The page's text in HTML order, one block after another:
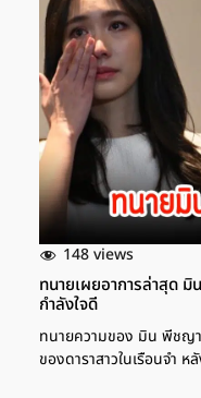
148 views
ทนายเผยอาการล่าสุด
กำลังใจดี
ทนายความของ มิน พีชญา
ของดาราสาวในเรือนจำ ห